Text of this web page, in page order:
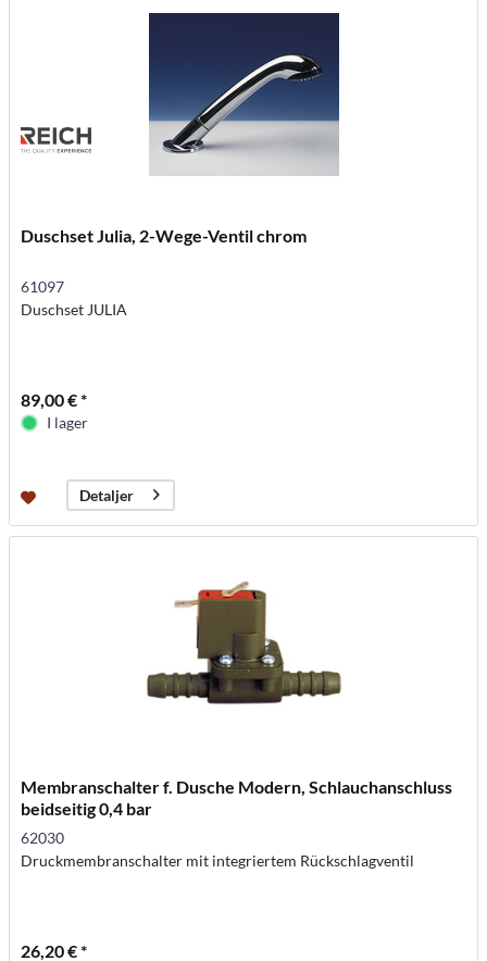
Duschset Julia, 2-Wege-Ventil chrom
61097
Duschset JULIA
89,00 € *
I lager
Detaljer
Membranschalter f. Dusche Modern, Schlauchanschluss
beidseitig 0,4 bar
62030
Druckmembranschalter mit integriertem Rückschlagventil
26,20 € *